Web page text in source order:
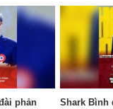
phản
Shark Bình